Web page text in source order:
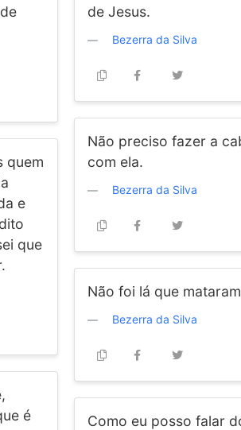
quem
e
que
é
de Jesus.
Bezerra da Silva
Não preciso fazer a
com ela.
Bezerra da Silva
Não foi lá que
Bezerra da Silva
Como eu posso falar